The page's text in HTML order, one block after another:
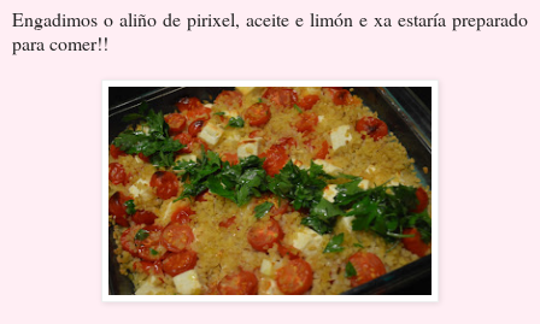
Engadimos o aliño de pirixel, aceite e limón e xa estaría preparado
para comer!!